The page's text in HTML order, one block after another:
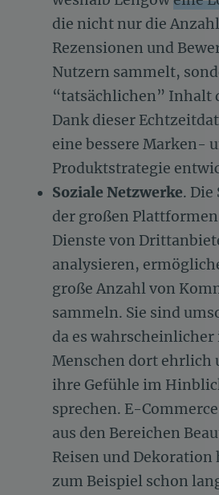
die nicht nur die
Rezensionen und
Nutzern sammelt,
“tatsächlichen” Inhalt
Dank dieser
eine bessere Marken-
Produktstrategie
Soziale Netzwerke. Die
der großen
Dienste von
analysieren,
große Anzahl von
sammeln. Sie sind
da es wahrscheinlicher
Menschen dort ehrlich
ihre Gefühle im
sprechen. E-
aus den Bereichen
Reisen und Dekoration
zum Beispiel schon